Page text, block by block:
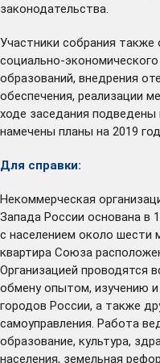
законодательства.
Участники собрания
социально-
образований, внедрения
обеспечения, реализации
ходе заседания
намечены планы на 2019 год.
Для справки:
Некоммерческая
Запада России основана в
с населением около шести
квартира Союза
Организацией проводятся
обмену опытом, изучению
городов России, а также
самоуправления. Работа
образование, культура,
населения, земельная